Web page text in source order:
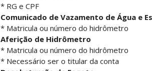
* RG e CPF
Comunicado de Vazamento de Água e
* Matricula ou número do hidrômetro
Aferição de Hidrômetro
* Matricula ou número do hidrômetro
* Necessário ser o titular da conta